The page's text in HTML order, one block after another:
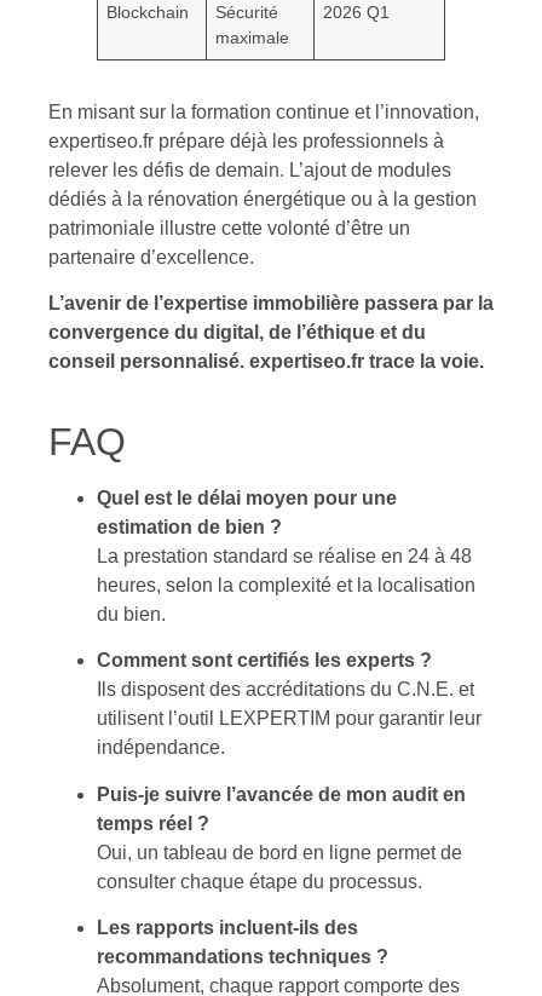
Blockchain
Sécurité
maximale
2026 Q1
En misant sur la formation continue et l’innovation,
expertiseo.fr prépare déjà les professionnels à
relever les défis de demain. L’ajout de modules
dédiés à la rénovation énergétique ou à la gestion
patrimoniale illustre cette volonté d’être un
partenaire d’excellence.
L’avenir de l’expertise immobilière passera par la
convergence du digital, de l’éthique et du
conseil personnalisé. expertiseo.fr trace la voie.
FAQ
Quel est le délai moyen pour une
estimation de bien ?
La prestation standard se réalise en 24 à 48
heures, selon la complexité et la localisation
du bien.
Comment sont certifiés les experts ?
Ils disposent des accréditations du C.N.E. et
utilisent l’outil LEXPERTIM pour garantir leur
indépendance.
Puis-je suivre l’avancée de mon audit en
temps réel ?
Oui, un tableau de bord en ligne permet de
consulter chaque étape du processus.
Les rapports incluent-ils des
recommandations techniques ?
Absolument, chaque rapport comporte des